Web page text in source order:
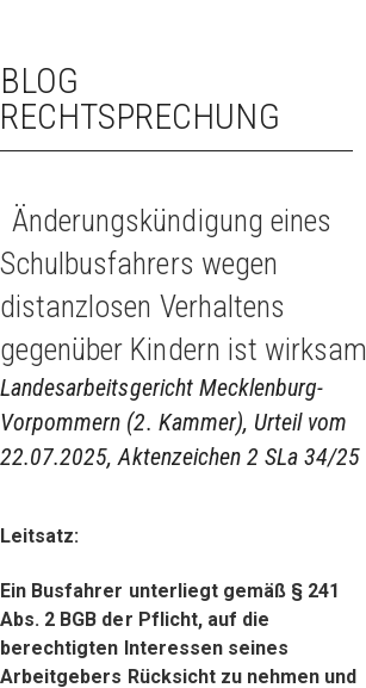
BLOG
RECHTSPRECHUNG
Änderungskündigung eines
Schulbusfahrers wegen
distanzlosen Verhaltens
gegenüber Kindern ist wirksam
Landesarbeitsgericht Mecklenburg-
Vorpommern (2. Kammer), Urteil vom
22.07.2025, Aktenzeichen 2 SLa 34/25
Leitsatz:
Ein Busfahrer unterliegt gemäß § 241
Abs. 2 BGB der Pflicht, auf die
berechtigten Interessen seines
Arbeitgebers Rücksicht zu nehmen und